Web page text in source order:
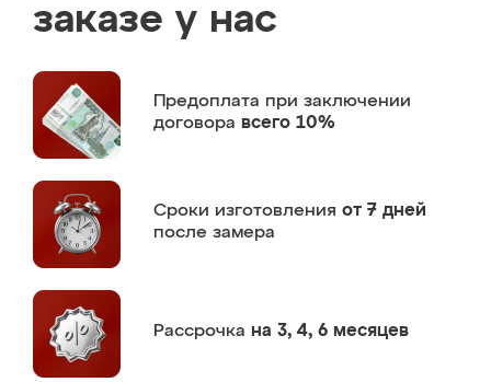
заказе у нас
Предоплата при заключении
договора всего 10%
Сроки изготовления от 7 дней
после замера
Рассрочка на 3, 4, 6 месяцев